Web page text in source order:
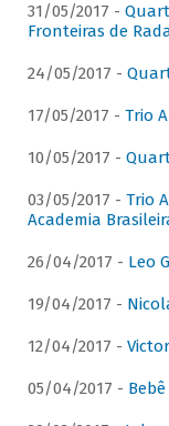
31/05/2017 -
Fronteiras de
24/05/2017 -
17/05/2017 - Trio
10/05/2017 -
03/05/2017 - Trio
Academia
26/04/2017 - Leo
19/04/2017 -
12/04/2017 -
05/04/2017 -